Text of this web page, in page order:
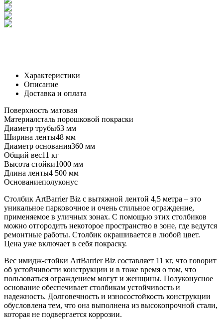
Характеристики
Описание
Доставка и оплата
Поверхность матовая
Материалсталь порошковой покраски
Диаметр трубы63 мм
Ширина ленты48 мм
Диаметр основания360 мм
Общий вес11 кг
Высота стойки1000 мм
Длина ленты4 500 мм
Основаниеполуконус
Столбик ArtBarrier Biz с вытяжной лентой 4,5 метра – это
уникальное парковочное и очень стильное ограждение,
применяемое в уличных зонах. С помощью этих столбиков
можно отгородить некоторое пространство в зоне, где ведутся
ремонтные работы. Столбик окрашивается в любой цвет.
Цена уже включает в себя покраску.
Вес имидж-стойки ArtBarrier Biz составляет 11 кг, что говорит
об устойчивости конструкции и в тоже время о том, что
пользоваться ограждением могут и женщины. Полуконусное
основание обеспечивает столбикам устойчивость и
надежность. Долговечность и износостойкость конструкции
обусловлена тем, что она выполнена из высокопрочной стали,
которая не подвергается коррозии.